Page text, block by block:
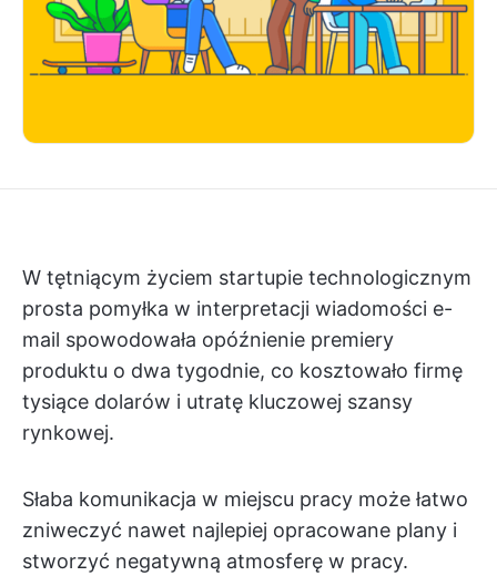
W tętniącym życiem startupie technologicznym
prosta pomyłka w interpretacji wiadomości e-
mail spowodowała opóźnienie premiery
produktu o dwa tygodnie, co kosztowało firmę
tysiące dolarów i utratę kluczowej szansy
rynkowej.
Słaba komunikacja w miejscu pracy może łatwo
zniweczyć nawet najlepiej opracowane plany i
stworzyć negatywną atmosferę w pracy.